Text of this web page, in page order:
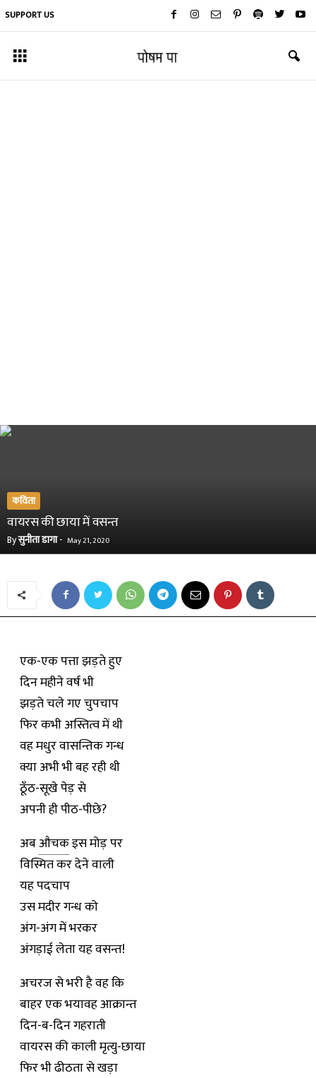
SUPPORT US
कविता
वायरस की छाया में वसन्त
Byसुनीता डागा- May 21, 2020
एक-एक पत्ता झड़ते हुए
दिन महीने वर्ष भी
झड़ते चले गए चुपचाप
फिर कभी अस्तित्व में थी
वह मधुर वासन्तिक गन्ध
क्या अभी भी बह रही थी
ठूँठ-सूखे पेड़ से
अपनी ही पीठ-पीछे?
अबऔचकइस मोड़ पर
विस्मित कर देने वाली
यह पदचाप
उस मदीर गन्ध को
अंग-अंग में भरकर
अंगड़ाई लेता यह वसन्त!
अचरज से भरी है वह कि
बाहर एक भयावह आक्रान्त
दिन-ब-दिन गहराती
वायरस की काली मृत्यु-छाया
फिर भी ढीठता से खड़ा